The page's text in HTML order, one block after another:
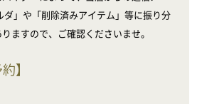
ダ」や「削除済みアイテム」等に振り分
ますので、ご確認くださいませ。
】